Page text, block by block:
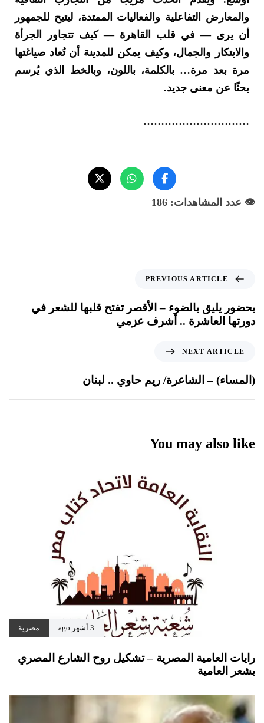
والمعارض التفاعلية والفعاليات الممتدة، ليتيح للجمهور
أن يرى — في قلب القاهرة — كيف تتجاور الجرأة
والابتكار والجمال، وكيف يمكن للمدينة أن تُعاد صياغتها
مرة بعد مرة… بالكلمة، باللون، وبالخط الذي يُرسم
بحثًا عن معنى جديد.
…………………………
👁️ عدد المشاهدات: 186
PREVIOUS ARTICLE
بحضور يليق بالضوء – الأقصر تفتح قلبها للشعر في
دورتها العاشرة .. أشرف عزمي
NEXT ARTICLE
(المساء) – الشاعرة/ ريم حاوي .. لبنان
You may also like
3 أشهر ago مصرية
رايات العامية المصرية – تشكيل روح الشارع المصري
بشعر العامية